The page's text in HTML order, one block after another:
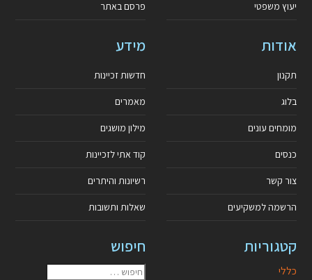
יעוץ משפטי פרסם באתר
אודות
תקנון
בלוג
מומחים עונים
כנסים
צור קשר
הרשמה למשקיעים
מידע
חדשות זכיינות
מאמרים
מילון מושגים
קוד אתי לזכיינות
רשיונות והיתרים
שאלות ותשובות
קטגוריות
כללי
חיפוש